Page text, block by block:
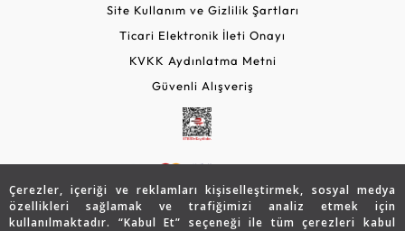
Çerezler, içeriği ve reklamları kişiselleştirmek, sosyal medya
özellikleri sağlamak ve trafiğimizi analiz etmek için
kullanılmaktadır. “Kabul Et” seçeneği ile tüm çerezleri kabul
Site Kullanım ve Gizlilik Şartları
Ticari Elektronik İleti Onayı
KVKK Aydınlatma Metni
Güvenli Alışveriş